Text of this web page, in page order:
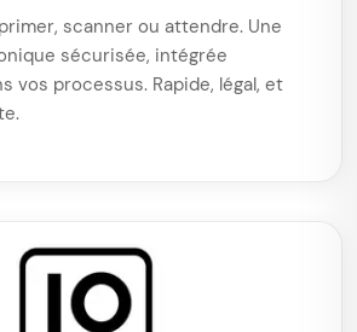
scanner ou attendre. Une
sécurisée, intégrée
vos processus. Rapide, légal, et